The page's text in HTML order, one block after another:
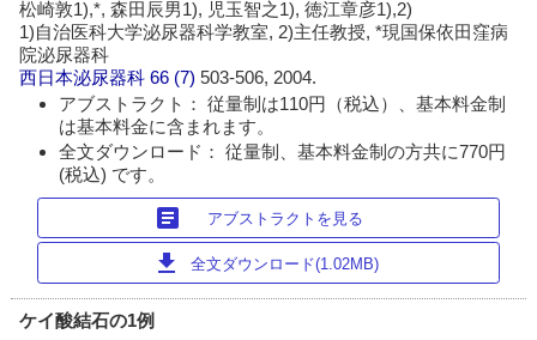
松崎敦1),*, 森田辰男1), 児玉智之1), 徳江章彦1),2)
1)自治医科大学泌尿器科学教室, 2)主任教授, *現国保依田窪病
院泌尿器科
西日本泌尿器科 66 (7)503-506, 2004.
アブストラクト： 従量制は110円（税込）、基本料金制
は基本料金に含まれます。
全文ダウンロード： 従量制、基本料金制の方共に770円
(税込) です。
article アブストラクトを見る
download 全文ダウンロード(1.02MB)
ケイ酸結石の1例